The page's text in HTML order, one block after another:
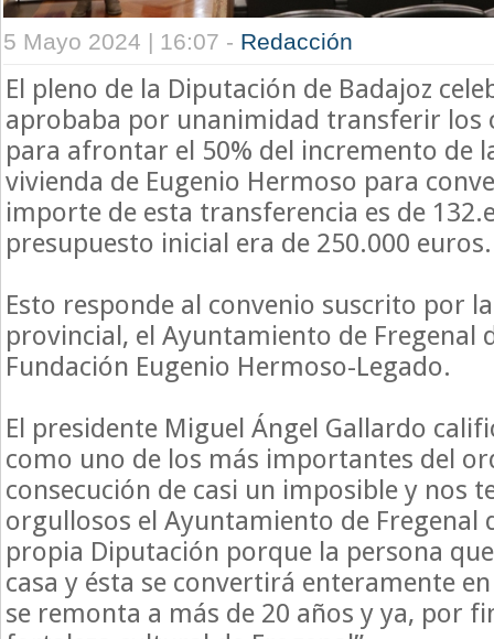
5 Mayo 2024 | 16:07 - Redacción
El pleno de la Diputación de Badajoz
aprobaba por unanimidad transferir los
para afrontar el 50% del incremento de
vivienda de Eugenio Hermoso para
importe de esta transferencia es de
presupuesto inicial era de 250.000 euros.
Esto responde al convenio suscrito por
provincial, el Ayuntamiento de Fregenal
Fundación Eugenio Hermoso-Legado.
El presidente Miguel Ángel Gallardo
como uno de los más importantes del
consecución de casi un imposible y nos
orgullosos el Ayuntamiento de Fregenal
propia Diputación porque la persona
casa y ésta se convertirá enteramente
se remonta a más de 20 años y ya, por